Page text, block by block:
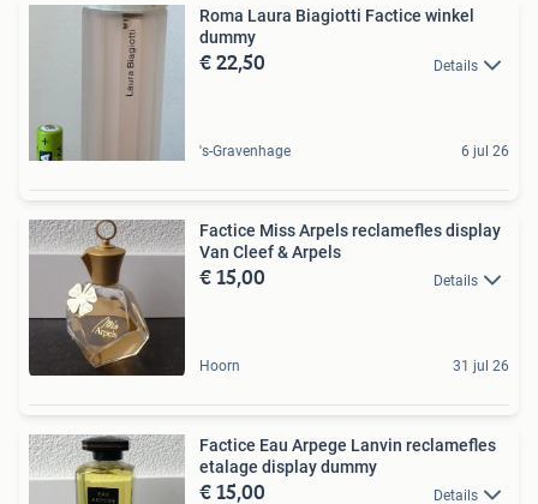
Roma Laura Biagiotti Factice winkel
dummy
€ 22,50 Details
's-Gravenhage 6 jul 26
Factice Miss Arpels reclamefles display
Van Cleef & Arpels
€ 15,00 Details
Hoorn 31 jul 26
Factice Eau Arpege Lanvin reclamefles
etalage display dummy
€ 15,00 Details